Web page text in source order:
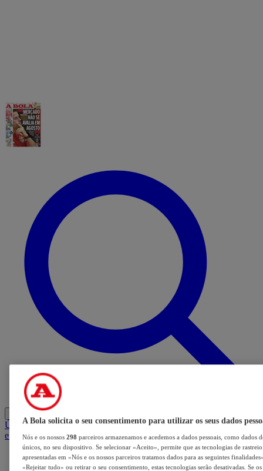
ÚltimasMercadoOpiniãoiGaming HubA BOLA SUGEREBarba
e Cabelo
A Bola solicita o seu consentimento para utilizar os seus dados
Nós e os nossos 298 parceiros armazenamos e acedemos a dados pessoais, como dados
únicos, no seu dispositivo. Se selecionar «Aceito», permite que as tecnologias de
apresentadas em «Nós e os nossos parceiros tratamos dados para as seguintes
«Rejeitar tudo» ou retirar o seu consentimento, estas tecnologias serão desativadas. Se